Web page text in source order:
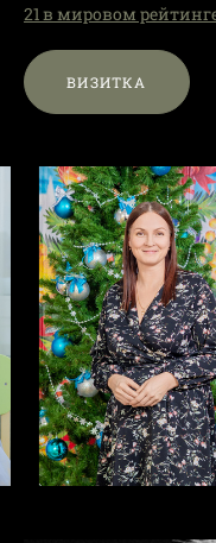
21 в мировом
ВИЗИТКА